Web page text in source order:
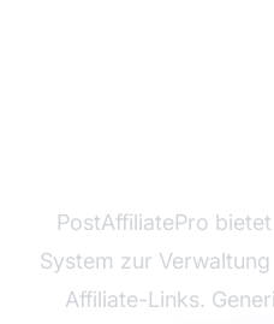
PostAffiliatePro
System zur
Affiliate-Links.